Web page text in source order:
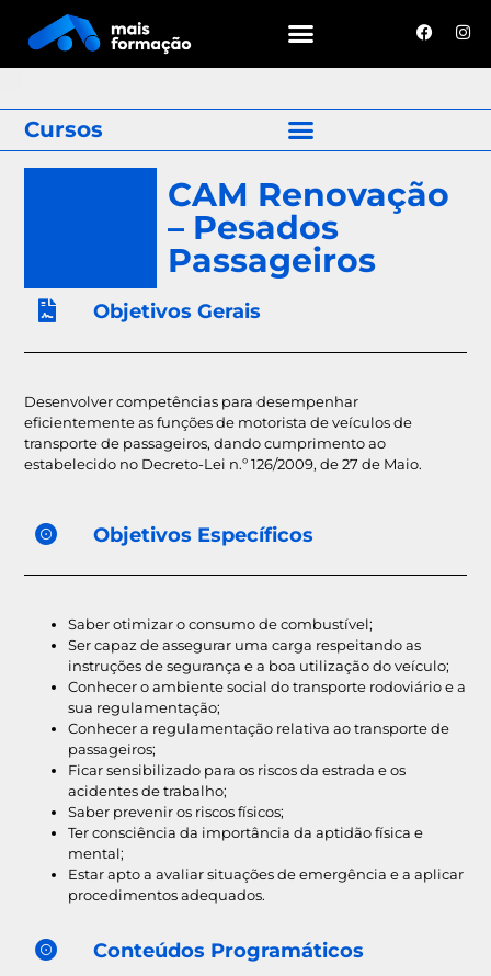
CAM Renovação
– Pesados
Passageiros
Objetivos Gerais
Desenvolver competências para desempenhar
eficientemente as funções de motorista de veículos de
transporte de passageiros, dando cumprimento ao
estabelecido no Decreto-Lei n.º 126/2009, de 27 de Maio.
Objetivos Específicos
Saber otimizar o consumo de combustível;
Ser capaz de assegurar uma carga respeitando as
instruções de segurança e a boa utilização do veículo;
Conhecer o ambiente social do transporte rodoviário e a
sua regulamentação;
Conhecer a regulamentação relativa ao transporte de
passageiros;
Ficar sensibilizado para os riscos da estrada e os
acidentes de trabalho;
Saber prevenir os riscos físicos;
Ter consciência da importância da aptidão física e
mental;
Estar apto a avaliar situações de emergência e a aplicar
procedimentos adequados.
Conteúdos Programáticos
Cursos